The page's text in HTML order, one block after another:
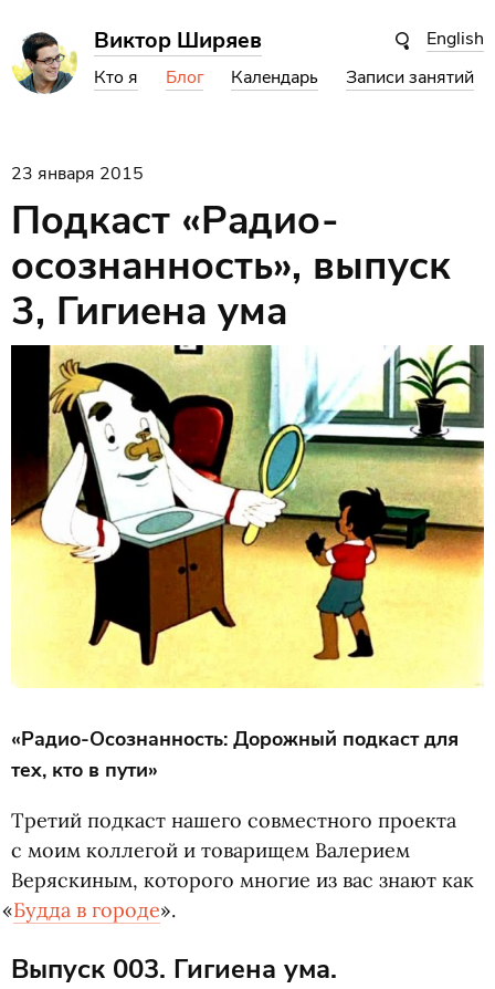
English
Виктор Ширяев
Кто я Блог Календарь Записи занятий
23 января 2015
Подкаст «Радио-
осознанность», выпуск
3, Гигиена ума
«Радио-Осознанность: Дорожный подкаст для
тех, кто в пути»
Третий подкаст нашего совместного проекта
с моим коллегой и товарищем Валерием
Веряскиным, которого многие из вас знают как
«Будда в городе».
Выпуск 003. Гигиена ума.